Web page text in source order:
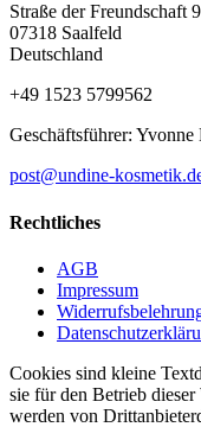
Straße der Freundschaft 9
07318 Saalfeld
Deutschland
+49 1523 5799562
Geschäftsführer:
post@undine-
Rechtliches
AGB
Impressum
Cookies sind kleine
sie für den Betrieb
werden von